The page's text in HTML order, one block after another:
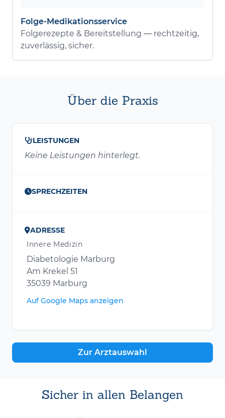
Folge-Medikationsservice
Folgerezepte & Bereitstellung — rechtzeitig,
zuverlässig, sicher.
Über die Praxis
LEISTUNGEN
Keine Leistungen hinterlegt.
SPRECHZEITEN
ADRESSE
Innere Medizin
Diabetologie Marburg
Am Krekel 51
35039 Marburg
Auf Google Maps anzeigen
Zur Arztauswahl
Sicher in allen Belangen